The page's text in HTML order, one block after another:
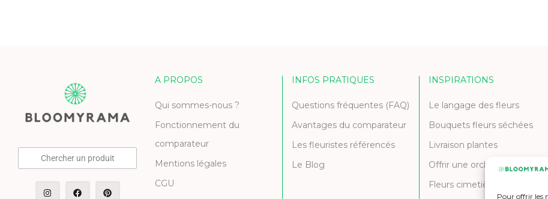
Pour offrir les
Chercher un produit
A PROPOS
Qui sommes-nous ?
Fonctionnement du
comparateur
Mentions légales
CGU
INFOS PRATIQUES
Questions fréquentes (FAQ)
Avantages du comparateur
Les fleuristes référencés
Le Blog
INSPIRATIONS
Le langage des fleurs
Bouquets fleurs séchées
Livraison plantes
Offrir une orchidée
Fleurs cimetière et deuil